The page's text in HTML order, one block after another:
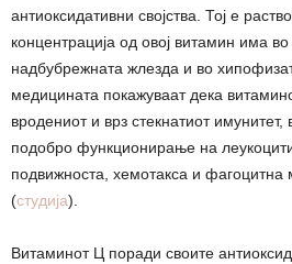
антиоксидативни својства. Тој е
концентрација од овој витамин има
надбубрежната жлезда и во
медицината покажуваат дека
вродениот и врз стекнатиот имунитет,
подобро функционирање на
подвижноста, хемотакса и фагоцитна
(студија).
Витаминот Ц поради своите